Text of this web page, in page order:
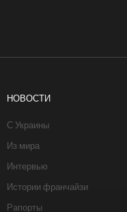
НОВОСТИ
С Украины
Из мира
Интервью
Истории франчайзи
Рапорты